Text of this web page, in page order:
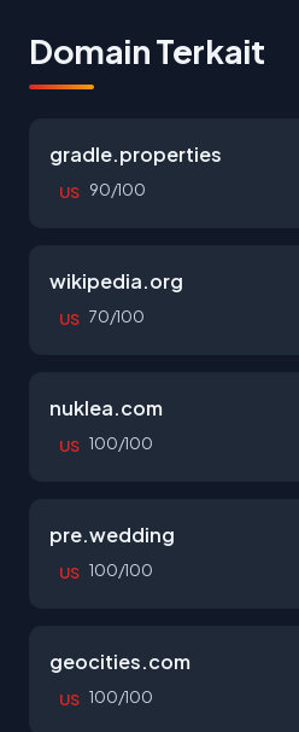
Domain Terkait
gradle.properties
US 90/100
wikipedia.org
US 70/100
nuklea.com
US 100/100
pre.wedding
US 100/100
geocities.com
US 100/100